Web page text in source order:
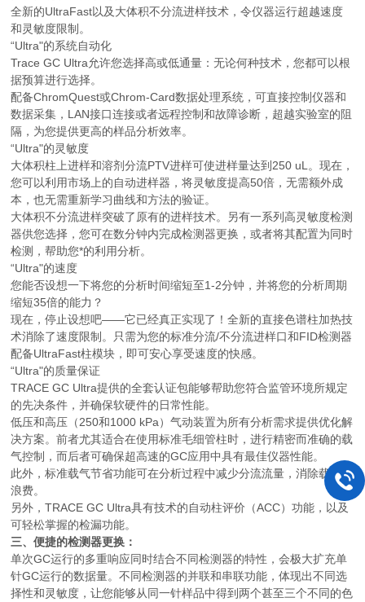
全新的UltraFast以及大体积不分流进样技术，令仪器运行超越速度
和灵敏度限制。
“Ultra"的系统自动化
Trace GC Ultra允许您选择高或低通量：无论何种技术，您都可以根
据预算进行选择。
配备ChromQuest或Chrom-Card数据处理系统，可直接控制仪器和
数据采集，LAN接口连接或者远程控制和故障诊断，超越实验室的阻
隔，为您提供更高的样品分析效率。
“Ultra"的灵敏度
大体积柱上进样和溶剂分流PTV进样可使进样量达到250 uL。现在，
您可以利用市场上的自动进样器，将灵敏度提高50倍，无需额外成
本，也无需重新学习曲线和方法的验证。
大体积不分流进样突破了原有的进样技术。另有一系列高灵敏度检测
器供您选择，您可在数分钟内完成检测器更换，或者将其配置为同时
检测，帮助您*的利用分析。
“Ultra"的速度
您能否设想一下将您的分析时间缩短至1-2分钟，并将您的分析周期
缩短35倍的能力？
现在，停止设想吧——它已经真正实现了！全新的直接色谱柱加热技
术消除了速度限制。只需为您的标准分流/不分流进样口和FID检测器
配备UltraFast柱模块，即可安心享受速度的快感。
“Ultra"的质量保证
TRACE GC Ultra提供的全套认证包能够帮助您符合监管环境所规定
的先决条件，并确保软硬件的日常性能。
低压和高压（250和1000 kPa）气动装置为所有分析需求提供优化解
决方案。前者尤其适合在使用标准毛细管柱时，进行精密而准确的载
气控制，而后者可确保超高速的GC应用中具有最佳仪器性能。
此外，标准载气节省功能可在分析过程中减少分流流量，消除载气的
浪费。
另外，TRACE GC Ultra具有技术的自动柱评价（ACC）功能，以及
可轻松掌握的检漏功能。
三、便捷的检测器更换：
单次GC运行的多重响应同时结合不同检测器的特性，会极大扩充单
针GC运行的数据量。不同检测器的并联和串联功能，体现出不同选
择性和灵敏度，让您能够从同一针样品中得到两个甚至三个不同的色